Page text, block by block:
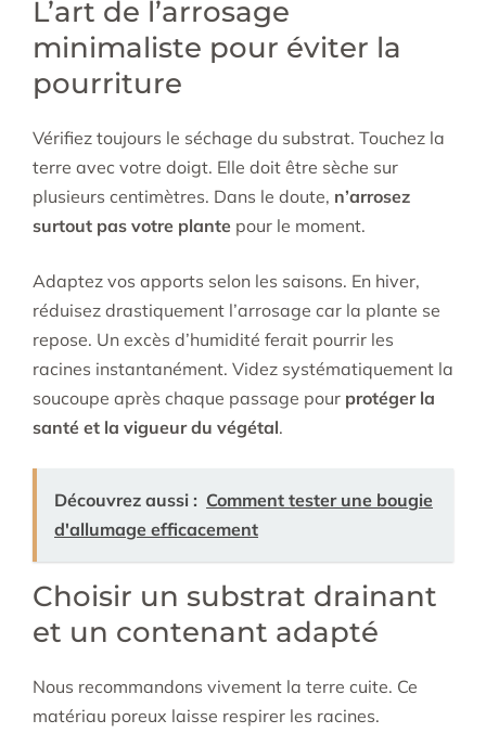
L’art de l’arrosage
minimaliste pour éviter la
pourriture
Vérifiez toujours le séchage du substrat. Touchez la
terre avec votre doigt. Elle doit être sèche sur
plusieurs centimètres. Dans le doute, n’arrosez
surtout pas votre plante pour le moment.
Adaptez vos apports selon les saisons. En hiver,
réduisez drastiquement l’arrosage car la plante se
repose. Un excès d’humidité ferait pourrir les
racines instantanément. Videz systématiquement la
soucoupe après chaque passage pour protéger la
santé et la vigueur du végétal.
Découvrez aussi : Comment tester une bougie
d'allumage efficacement
Choisir un substrat drainant
et un contenant adapté
Nous recommandons vivement la terre cuite. Ce
matériau poreux laisse respirer les racines.